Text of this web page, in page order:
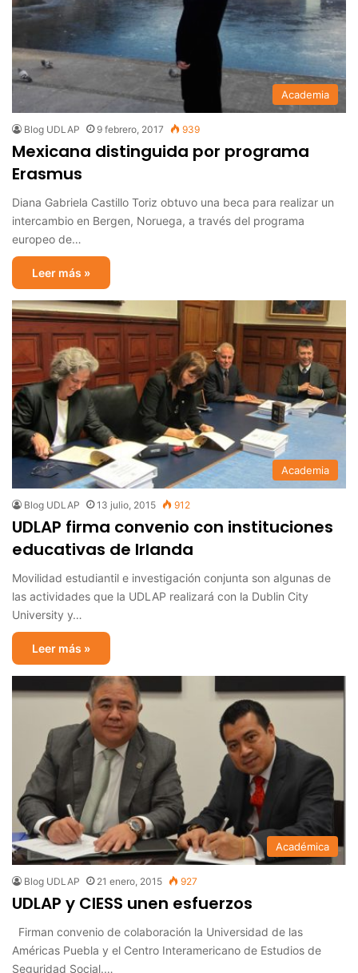
Academia
Blog UDLAP 9 febrero, 2017 939
Mexicana distinguida por programa
Erasmus
Diana Gabriela Castillo Toriz obtuvo una beca para realizar un
intercambio en Bergen, Noruega, a través del programa
europeo de…
Leer más »
Academia
Blog UDLAP 13 julio, 2015 912
UDLAP firma convenio con instituciones
educativas de Irlanda
Movilidad estudiantil e investigación conjunta son algunas de
las actividades que la UDLAP realizará con la Dublin City
University y…
Leer más »
Académica
Blog UDLAP 21 enero, 2015 927
UDLAP y CIESS unen esfuerzos
Firman convenio de colaboración la Universidad de las
Américas Puebla y el Centro Interamericano de Estudios de
Seguridad Social.…